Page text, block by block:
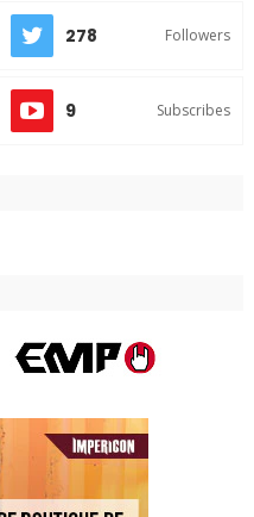
278 Followers
9 Subscribes